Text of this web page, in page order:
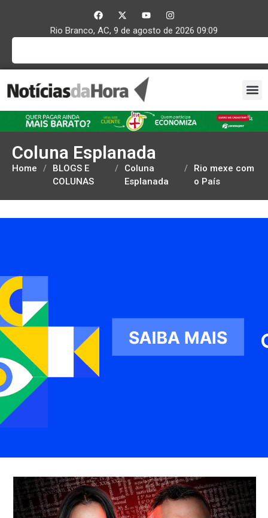
Rio Branco, AC, 9 de agosto de 2026 09:09
Coluna Esplanada
Home /
BLOGS E
COLUNAS
/
Coluna
Esplanada
/
Rio mexe com
o País